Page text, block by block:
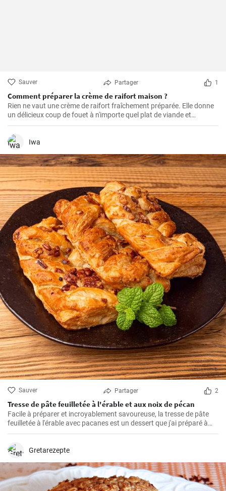
Sauver Partager 1
Comment préparer la crème de raifort maison ?
Rien ne vaut une crème de raifort fraîchement préparée. Elle donne
un délicieux coup de fouet à n'importe quel plat de viande et
constitue un excellent condiment pour les sandwichs.
Iwa
Sauver Partager 2
Tresse de pâte feuilletée à l'érable et aux noix de pécan
Facile à préparer et incroyablement savoureuse, la tresse de pâte
feuilletée à l'érable avec pacanes est un dessert que j'ai préparé à
maintes reprises pour mes proches. Parfumée de caramel, la saveur
difficile d'y résister.
Gretarezepte